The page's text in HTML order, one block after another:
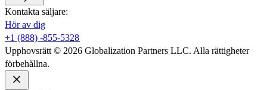
Kontakta säljare:​​
Hör av dig​​
+1 (888) -855-5328​​
Upphovsrätt © 2026 Globalization Partners LLC. Alla rättigheter
förbehållna.​​